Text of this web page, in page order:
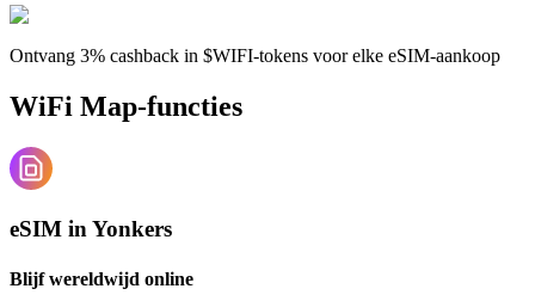
Ontvang 3% cashback in $WIFI-tokens voor elke eSIM-aankoop
WiFi Map-functies
eSIM in Yonkers
Blijf wereldwijd online